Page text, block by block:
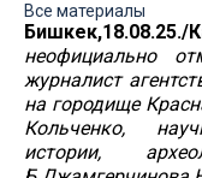
Все материалы
Бишкек,18.08.25./
неофициально
журналист
на городище
Кольченко,
истории,